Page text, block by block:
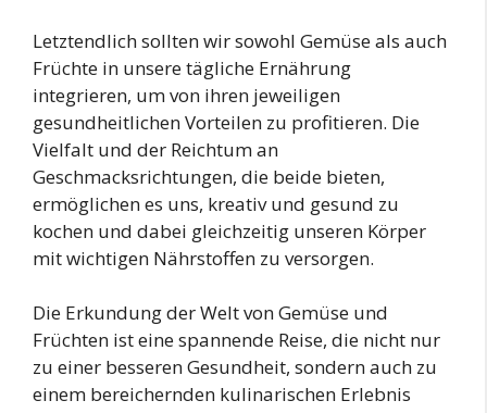
Letztendlich sollten wir sowohl Gemüse als auch
Früchte in unsere tägliche Ernährung
integrieren, um von ihren jeweiligen
gesundheitlichen Vorteilen zu profitieren. Die
Vielfalt und der Reichtum an
Geschmacksrichtungen, die beide bieten,
ermöglichen es uns, kreativ und gesund zu
kochen und dabei gleichzeitig unseren Körper
mit wichtigen Nährstoffen zu versorgen.
Die Erkundung der Welt von Gemüse und
Früchten ist eine spannende Reise, die nicht nur
zu einer besseren Gesundheit, sondern auch zu
einem bereichernden kulinarischen Erlebnis